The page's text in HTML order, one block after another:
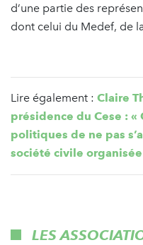
d’une partie des
dont celui du Medef, de
Lire également : Claire
présidence du Cese : «
politiques de ne pas
société civile organisée
LES